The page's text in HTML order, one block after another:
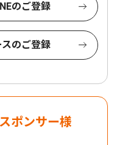
のご登録
のご登録
ポンサー様